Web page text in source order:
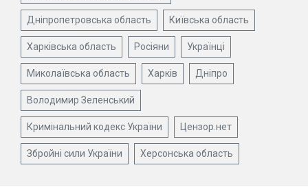
Дніпропетровська область Київська область
Харківська область Росіяни Українці
Миколаївська область Харків Дніпро
Володимир Зеленський
Кримінальний кодекс України Цензор.нет
Збройні сили України Херсонська область